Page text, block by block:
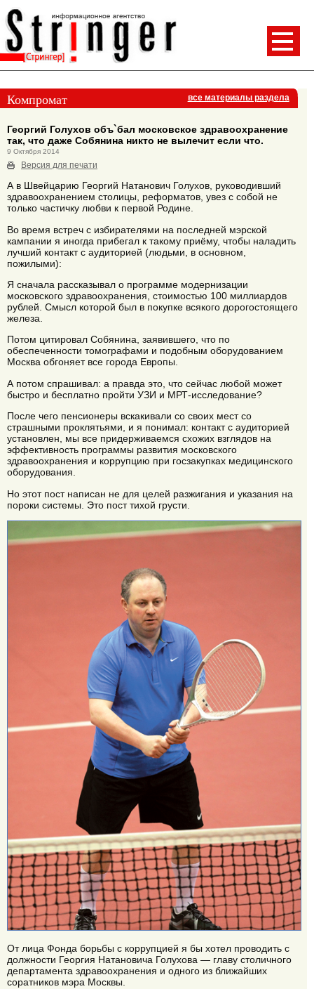
Компромат все материалы раздела
Георгий Голухов объ`бал московское здравоохранение
так, что даже Собянина никто не вылечит если что.
9 Октября 2014
Версия для печати
А в Швейцарию Георгий Натанович Голухов, руководивший
здравоохранением столицы, реформатов, увез с собой не
только частичку любви к первой Родине.
Во время встреч с избирателями на последней мэрской
кампании я иногда прибегал к такому приёму, чтобы наладить
лучший контакт с аудиторией (людьми, в основном,
пожилыми):
Я сначала рассказывал о программе модернизации
московского здравоохранения, стоимостью 100 миллиардов
рублей. Смысл которой был в покупке всякого дорогостоящего
железа.
Потом цитировал Собянина, заявившего, что по
обеспеченности томографами и подобным оборудованием
Москва обгоняет все города Европы.
А потом спрашивал: а правда это, что сейчас любой может
быстро и бесплатно пройти УЗИ и МРТ-исследование?
После чего пенсионеры вскакивали со своих мест со
страшными проклятьями, и я понимал: контакт с аудиторией
установлен, мы все придерживаемся схожих взглядов на
эффективность программы развития московского
здравоохранения и коррупцию при госзакупках медицинского
оборудования.
Но этот пост написан не для целей разжигания и указания на
пороки системы. Это пост тихой грусти.
От лица Фонда борьбы с коррупцией я бы хотел проводить с
должности Георгия Натановича Голухова — главу столичного
департамента здравоохранения и одного из ближайших
соратников мэра Москвы.